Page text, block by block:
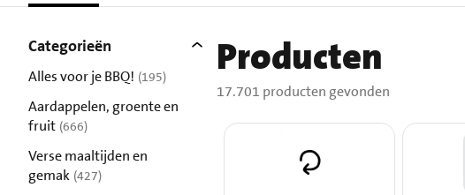
17701 producten gevonden.
Filters
Categorieën
Alles voor je BBQ! (195)
Aardappelen, groente en
fruit (666)
Verse maaltijden en
gemak (427)
Producten
17.701 producten gevonden